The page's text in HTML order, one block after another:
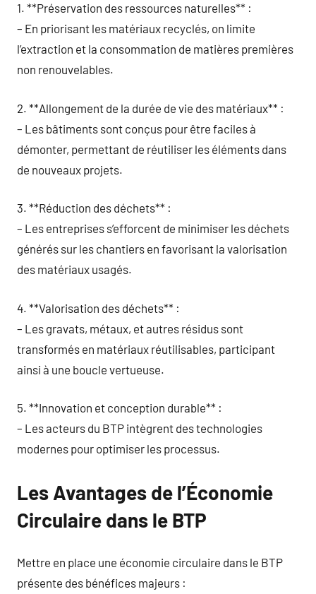
1. **Préservation des ressources naturelles** :
– En priorisant les matériaux recyclés, on limite
l’extraction et la consommation de matières premières
non renouvelables.
2. **Allongement de la durée de vie des matériaux** :
– Les bâtiments sont conçus pour être faciles à
démonter, permettant de réutiliser les éléments dans
de nouveaux projets.
3. **Réduction des déchets** :
– Les entreprises s’efforcent de minimiser les déchets
générés sur les chantiers en favorisant la valorisation
des matériaux usagés.
4. **Valorisation des déchets** :
– Les gravats, métaux, et autres résidus sont
transformés en matériaux réutilisables, participant
ainsi à une boucle vertueuse.
5. **Innovation et conception durable** :
– Les acteurs du BTP intègrent des technologies
modernes pour optimiser les processus.
Les Avantages de l’Économie
Circulaire dans le BTP
Mettre en place une économie circulaire dans le BTP
présente des bénéfices majeurs :